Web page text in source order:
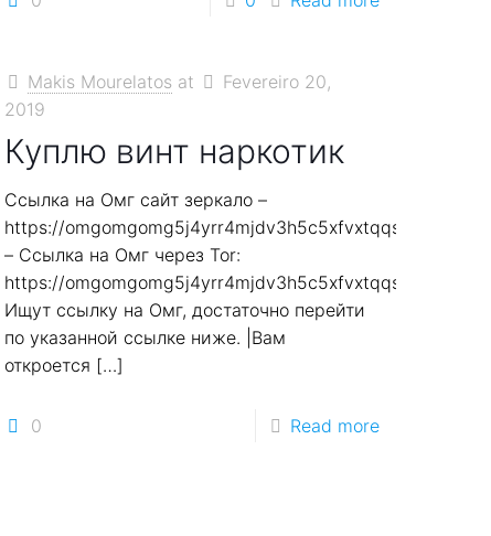
Makis Mourelatos at
Fevereiro 20,
2019
Куплю винт наркотик
Ссылка на Омг сайт зеркало –
https://
– Ссылка на Омг через Tor:
https://
Ищут ссылку на Омг, достаточно перейти
по указанной ссылке ниже. |Вам
откроется […]
0 Read more